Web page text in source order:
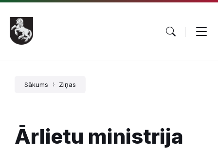
Pāriet
saturu
Skip
main
navigation
Skip
footer
Sākums Ziņas
Ārlietu ministrija